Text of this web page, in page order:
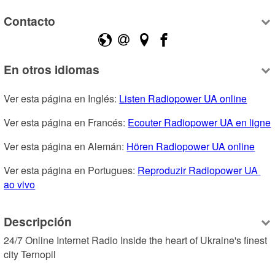
Contacto
En otros idiomas
Ver esta página en Inglés: Listen Radiopower UA online
Ver esta página en Francés: Ecouter Radiopower UA en ligne
Ver esta página en Alemán: Hören Radiopower UA online
Ver esta página en Portugues: Reproduzir Radiopower UA
ao vivo
Descripción
24/7 Online Internet Radio Inside the heart of Ukraine's finest
city Ternopil